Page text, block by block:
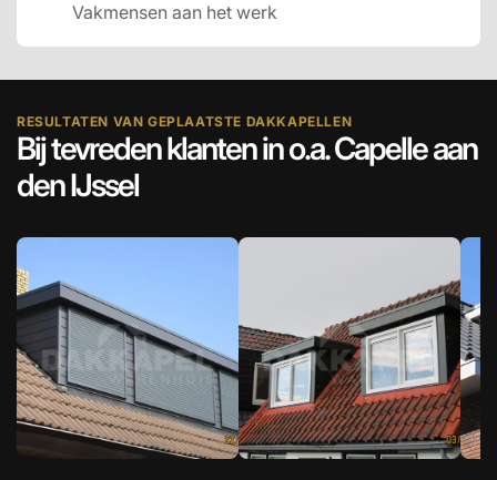
Vakmensen aan het werk
RESULTATEN VAN GEPLAATSTE DAKKAPELLEN
Bij tevreden klanten in o.a. Capelle aan
den IJssel